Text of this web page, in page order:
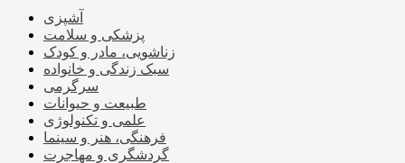
آشپزی
پزشکی و سلامت
زناشویی، مادر و کودک
سبک زندگی و خانواده
سرگرمی
طبیعت و حیوانات
علمی و تکنولوژی
فرهنگی، هنر و سینما
گردشگری و مهاجرت